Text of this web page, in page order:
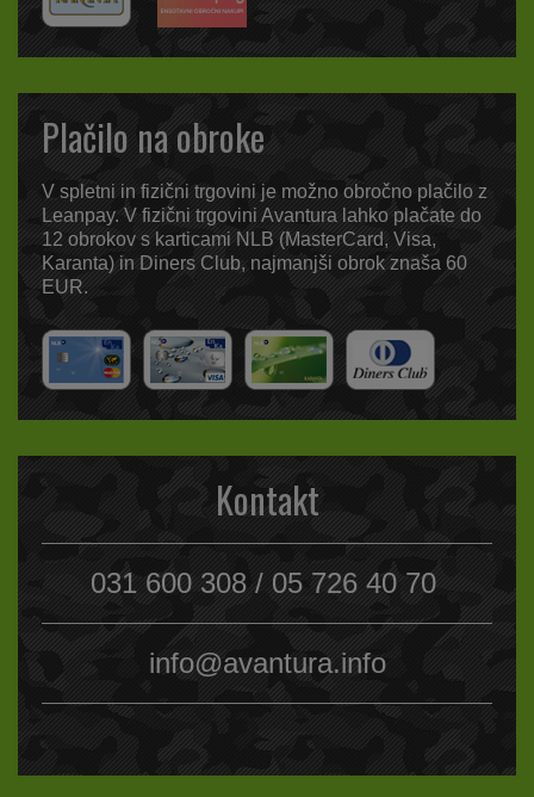
Plačilo na obroke
V spletni in fizični trgovini je možno obročno plačilo z
Leanpay. V fizični trgovini Avantura lahko plačate do
12 obrokov s karticami NLB (MasterCard, Visa,
Karanta) in Diners Club, najmanjši obrok znaša 60
EUR.
Kontakt
031 600 308 / 05 726 40 70
info@avantura.info